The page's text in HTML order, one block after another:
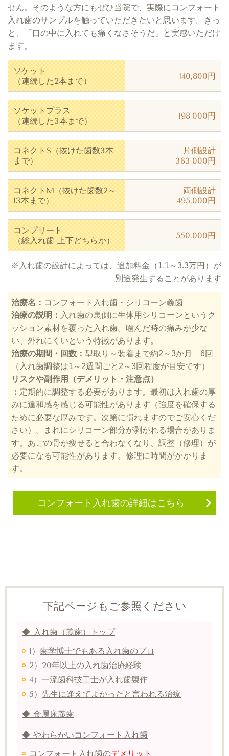
せん。そのような方にもぜひ当院で、実際にコンフォート
入れ歯のサンプルを触っていただきたいと思います。きっ
と、「口の中に入れても痛くなさそうだ」と実感いただけ
ます。
ソケット
（連続した2本まで）
140,800円
ソケットプラス
（連続した3本まで）
198,000円
コネクトS（抜けた歯数3本
まで）
片側設計
363,000円
コネクトM（抜けた歯数2～
13本まで）
両側設計
495,000円
コンプリート
（総入れ歯 上下どちらか）
550,000円
※入れ歯の設計によっては、追加料金（1.1～3.3万円）が
別途発生することがあります
治療名： コンフォート入れ歯・シリコーン義歯
治療の説明： 入れ歯の裏側に生体用シリコーンというク
ッション素材を覆った入れ歯。噛んだ時の痛みが少な
い、外れにくいという特徴があります。
治療の期間・回数： 型取り～装着まで約2～3か月 6回
（入れ歯調整は1～2週間ごと2～3回程度が目安です）
リスクや副作用（デメリット・注意点）
： 定期的に調整する必要があります。最初は入れ歯の厚
みに違和感を感じる可能性があります（強度を確保する
ために必要な厚みです。次第に慣れますのでご安心くだ
さい）。まれにシリコーン部分が剥がれる場合がありま
す。あごの骨が痩せると合わなくなり、調整（修理）が
必要になる可能性があります。修理に時間がかかりま
す。
コンフォート入れ歯の詳細はこちら
下記ページもご参照ください
◆ 入れ歯（義歯）トップ
1） 歯学博士でもある入れ歯のプロ
2） 20年以上の入れ歯治療経験
4） 一流歯科技工士が入れ歯製作
5） 先生に逢えてよかったと言われる治療
◆ 金属床義歯
◆ やわらかいコンフォート入れ歯
コンフォート入れ歯のデメリット